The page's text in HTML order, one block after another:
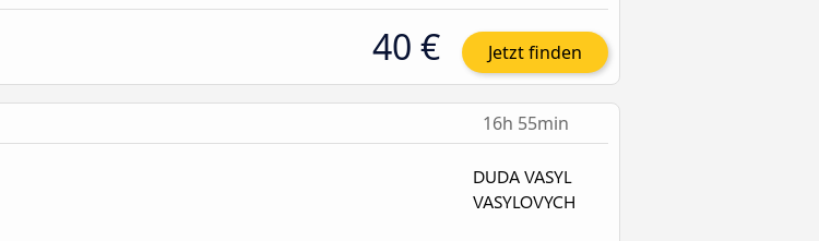
40 € Jetzt finden
16h 55min